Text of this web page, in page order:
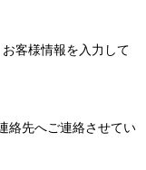
客様情報を入力して
絡先へご連絡させてい